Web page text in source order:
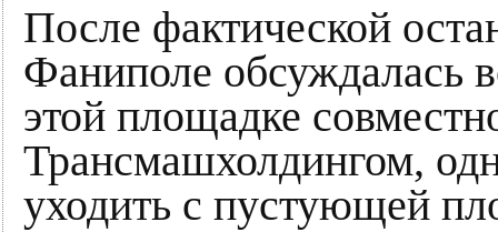
После фактической
Фаниполе обсуждалась
этой площадке
Трансмашхолдингом,
уходить с пустующей